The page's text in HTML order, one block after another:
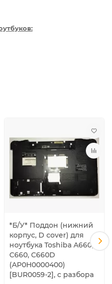
*Б/У* Поддон (нижний
корпус, D cover) для
ноутбука Toshiba A660,
C660, C660D
(AP0H0000400)
[BUR0059-2], с разбора